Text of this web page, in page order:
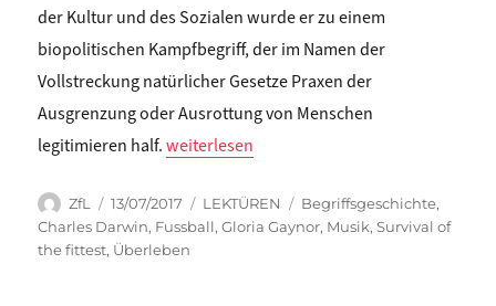
der Kultur und des Sozialen wurde er zu einem
biopolitischen Kampfbegriff, der im Namen der
Vollstreckung natürlicher Gesetze Praxen der
Ausgrenzung oder Ausrottung von Menschen
legitimieren half.„Falko Schmieder: VON ENGELN UND
weiterlesen
Autor
ZfL
Veröffentlicht
am
13/07/2017 Kategorien
LEKTÜREN Schlagwörter
Begriffsgeschichte,
Charles Darwin, Fussball,Gloria Gaynor, Musik,Survival of
the fittest, Überleben